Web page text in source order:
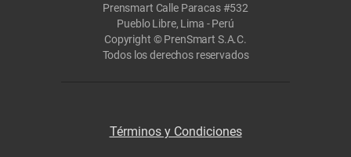
Prensmart Calle Paracas #532
Pueblo Libre, Lima - Perú
Copyright © PrenSmart S.A.C.
Todos los derechos reservados
Términos y Condiciones